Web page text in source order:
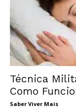
Técnica
Como
Saber Viver Mais